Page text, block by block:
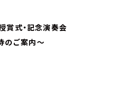
賞式・記念演奏会
のご案内～